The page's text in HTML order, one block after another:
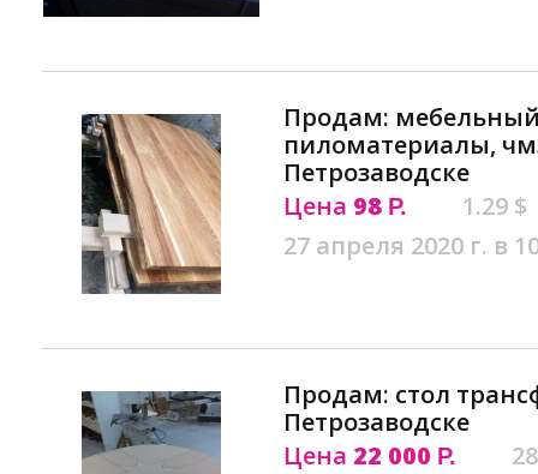
Продам:
пиломатериалы,
Петрозаводске
Цена 98 Р.
1.29 $
27 апреля 2020 г. в
Продам: стол
Петрозаводске
Цена 22 000 Р.